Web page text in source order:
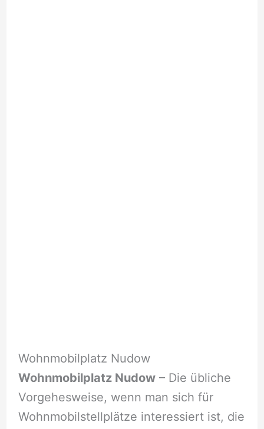
Wohnmobilplatz Nudow
Wohnmobilplatz Nudow– Die übliche
Vorgehesweise, wenn man sich für
Wohnmobilstellplätze interessiert ist, die